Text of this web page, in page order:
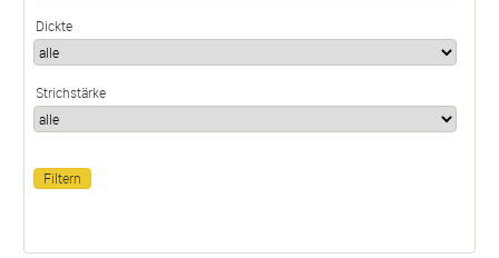
Dickte
Strichstärke